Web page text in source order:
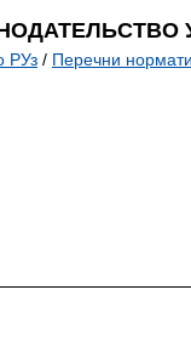
РУз / Перечни